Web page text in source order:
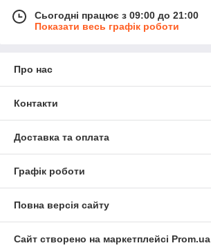
Сьогодні працює з 09:00 до 21:00
Показати весь графік роботи
Про нас
Контакти
Доставка та оплата
Графік роботи
Повна версія сайту
Сайт створено на маркетплейсі Prom.ua